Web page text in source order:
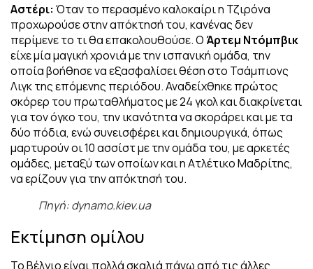
Αστέρι: Όταν το περασμένο καλοκαίρι η Τζιρόνα
προχωρούσε στην απόκτησή του, κανένας δεν
περίμενε το τι θα επακολουθούσε. Ο Άρτεμ Ντόμπβικ
είχε μία μαγική χρονιά με την ισπανική ομάδα, την
οποία βοήθησε να εξασφαλίσει θέση στο Τσάμπιονς
Λιγκ της επόμενης περιόδου. Αναδείχθηκε πρώτος
σκόρερ του πρωταθλήματος με 24 γκολ και διακρίνεται
για τον όγκο του, την ικανότητα να σκοράρει και με τα
δύο πόδια, ενώ συνεισφέρει και δημιουργικά, όπως
μαρτυρούν οι 10 ασσίστ με την ομάδα του, με αρκετές
ομάδες, μεταξύ των οποίων και η Ατλέτικο Μαδρίτης,
να ερίζουν για την απόκτησή του.
Πηγή: dynamo.kiev.ua
Εκτίμηση ομίλου
Το Βέλγιο είναι πολλά σκαλιά πάνω από τις άλλες